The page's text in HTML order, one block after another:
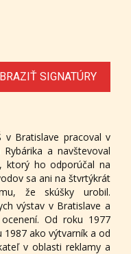
SIGNATÚRY
v Bratislave pracoval v
a navštevoval
ktorý ho odporúčal na
sa ani na štvrtýkrát
že skúšky urobil.
výstav v Bratislave a
Od roku 1977
ako výtvarník a od
v oblasti reklamy a